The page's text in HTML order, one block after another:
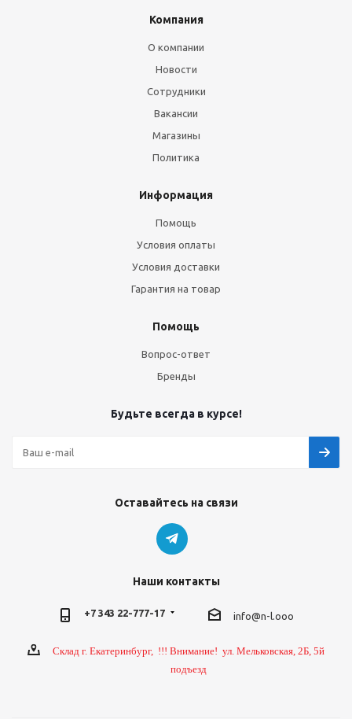
Компания
О компании
Новости
Сотрудники
Вакансии
Магазины
Политика
Информация
Помощь
Условия оплаты
Условия доставки
Гарантия на товар
Помощь
Вопрос-ответ
Бренды
Будьте всегда в курсе!
Оставайтесь на связи
Наши контакты
+7 343 22-777-17 info@n-l.ooo
Склад г. Екатеринбург, !!! Внимание! ул. Мельковская, 2Б, 5й
подъезд